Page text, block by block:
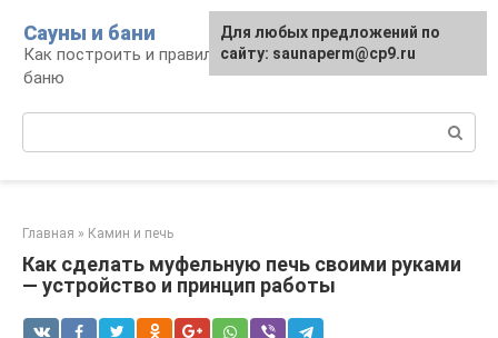
контенту
Сауны и бани
Как построить и правильно использовать
баню
Главная » Камин и печь
Как сделать муфельную печь своими руками
— устройство и принцип работы
Для любых предложений по
сайту: saunaperm@cp9.ru